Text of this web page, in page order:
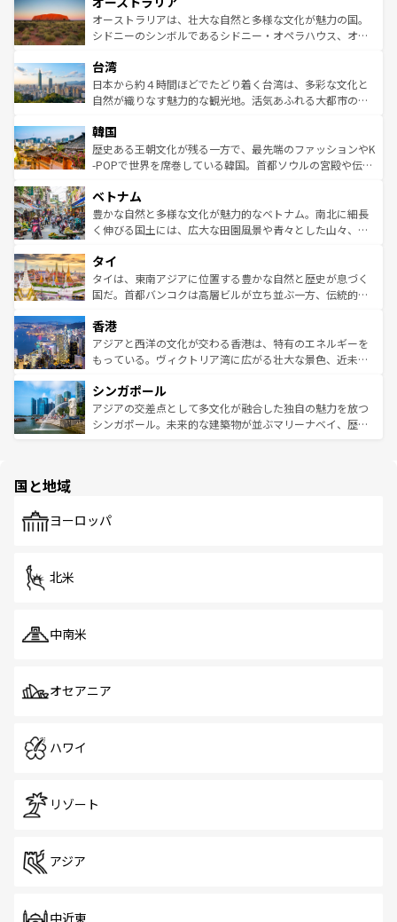
文化が魅力。旅行者はアメリカの各地域で異なる魅力を楽
しみながら、その多様性と豊かな歴史を感じることができ
ならではの贅沢な旅のスタイルだ。 なお、新着のアメリカ
情報はコンテンツ一覧を参照してほしい。
島だが、静かな自然を求めるならマウイ島やカウアイ島が
おすすめ。エメラルドグリーンに輝く海をはじめ、豊かな
れるおもてなしの心で訪れる人々を迎えてくれるハワイの
人々、おいしいローカルフードやハワイアンミュージッ
ク、伝統的なフラダンスなど、すべてがハワイの魅力を彩
ワイを、存分に味わってほしい。 なお、新着のハワイ情報
はコンテンツ一覧を参照してほしい。
オーストラリアは、壮大な自然と多様な文化が魅力の国。
シドニーのシンボルであるシドニー・オペラハウス、オー
リアリーフや大陸中央部にそびえるウルル（エアーズロッ
ク）、タスマニアの美しい原生林やケアンズの熱帯雨林な
ど、見どころがたくさん。また、カフェやワイン、オージ
いる。アクティビティも充実しており、サーフィンやダイ
ビング、ハイキングなど、アウトドア好きにはたまらな
い。オーストラリアの多彩な魅力を存分に味わいつくそ
参照してほしい。
台湾
日本から約４時間ほどでたどり着く台湾は、多彩な文化と
自然が織りなす魅力的な観光地。活気あふれる大都市の台
ン）、静ひつな山岳地帯である台湾東部など、都市の喧騒
と山間の静けさが共存しており、訪れる人に新しい発見と
驚きをもたらしてくれる。また、奥深い台湾の食文化も魅
容にもいいと評判のスイーツなど、バラエティ豊かな料理
が味わえる。 なお、新着の台湾情報は コンテンツ一覧を参
照してほしい。
韓国
歴史ある王朝文化が残る一方で、最先端のファッションやK
-POPで世界を席巻している韓国。首都ソウルの宮殿や伝統
き、地方に足を延ばせば四季折々の自然美を楽しむことが
できる。そして、キムチや焼肉、絶品のストリートフード
まで、さまざまな韓国料理が待っている。夜には、韓国な
リティに包まれながら、韓国の多彩な魅力を心ゆくまで味
わってみてほしい。 なお、新着の韓国情報はコンテンツ一
覧を参照してほしい。
ベトナム
豊かな自然と多様な文化が魅力的なベトナム。南北に細長
く伸びる国土には、広大な田園風景や青々とした山々、世
急速な発展と共に伝統が息づく。ハノイの古い町並みやホ
ーチミン市のフランス統治時代の建物も、独特の雰囲気を
醸し出している。また、バラエティの豊かさとおいしさで
とつ。フォーやバインミー、ベトナムコーヒーなどは、ぜ
ひ現地で味わいたい。どの地域を訪れてもあたたかい人々
が旅行者を迎えてくれるので、きっと忘れられない旅にな
参照してほしい。
タイ
タイは、東南アジアに位置する豊かな自然と歴史が息づく
国だ。首都バンコクは高層ビルが立ち並ぶ一方、伝統的な
の活気が交差している。北部ではチェンマイなどの山岳地
帯で自然と触れ合い、南部ではプーケットやクラビの美し
いビーチでリゾート気分を楽しむことができる。タイ料理
激する。気候は一年中温暖で、どの季節にも異なる楽しみ
が待っている。親しみやすいタイの人々、仏教を中心とし
た文化、そして多様な観光資源が、訪れる旅人を魅了し続
香港
アジアと西洋の文化が交わる香港は、特有のエネルギーを
もっている。ヴィクトリア湾に広がる壮大な景色、近未来
み、どこを訪れても感動するはず。観光スポットが密集し
ており、効率よく見どころを回れるのも魅力。息をのむよ
うな絶景から文化的な体験まで、香港を存分に楽しみ尽く
シンガポール
アジアの交差点として多文化が融合した独自の魅力を放つ
シンガポール。未来的な建築物が並ぶマリーナベイ、歴史
で、ホーカーズは地元の風情を楽しめる外せないスポット
国と地域
ヨーロッパ
北米
中南米
オセアニア
ハワイ
リゾート
アジア
中近東